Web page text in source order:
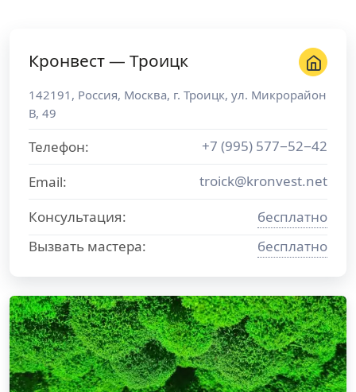
Кронвест — Троицк
142191 , Россия, Москва, г. Троицк, ул. Микрорайон
В, 49
Телефон:
+7 (995) 577−52−42
Email:
troick@kronvest.net
Консультация:
бесплатно
Вызвать мастера:
бесплатно